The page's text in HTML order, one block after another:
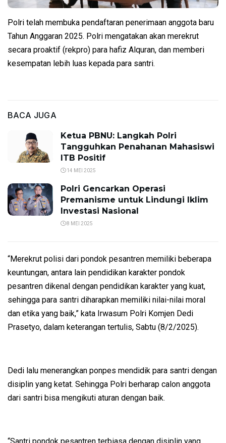
Polri telah membuka pendaftaran penerimaan anggota baru
Tahun Anggaran 2025. Polri mengatakan akan merekrut
secara proaktif (rekpro) para hafiz Alquran, dan memberi
kesempatan lebih luas kepada para santri.
BACA JUGA
Ketua PBNU: Langkah Polri
Tangguhkan Penahanan Mahasiswi
ITB Positif
14 MEI 2025
Polri Gencarkan Operasi
Premanisme untuk Lindungi Iklim
Investasi Nasional
8 MEI 2025
“Merekrut polisi dari pondok pesantren memiliki beberapa
keuntungan, antara lain pendidikan karakter pondok
pesantren dikenal dengan pendidikan karakter yang kuat,
sehingga para santri diharapkan memiliki nilai-nilai moral
dan etika yang baik,” kata Irwasum Polri Komjen Dedi
Prasetyo, dalam keterangan tertulis, Sabtu (8/2/2025).
Dedi lalu menerangkan ponpes mendidik para santri dengan
disiplin yang ketat. Sehingga Polri berharap calon anggota
dari santri bisa mengikuti aturan dengan baik.
“Santri pondok pesantren terbiasa dengan disiplin yang